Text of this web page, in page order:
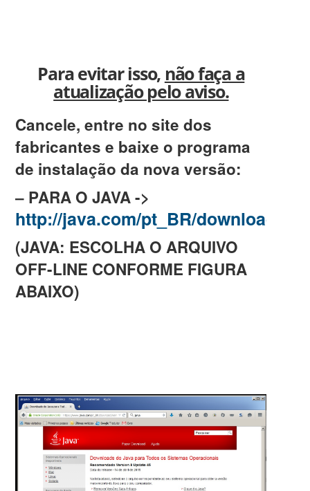
Para evitar isso, não faça a
atualização pelo aviso.
Cancele, entre no site dos
fabricantes e baixe o programa
de instalação da nova versão:
– PARA O JAVA ->
http://java.com/pt_BR/download/
(JAVA: ESCOLHA O ARQUIVO
OFF-LINE CONFORME FIGURA
ABAIXO)